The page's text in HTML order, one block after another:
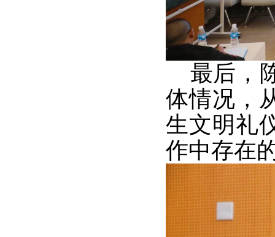
最后，
体情况，
生文明礼
作中存在